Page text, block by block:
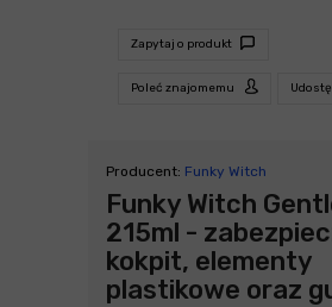
Zapytaj o produkt
Poleć znajomemu
Producent: Funky Witch
Funky Witch
215ml -
kokpit, elementy
plastikowe oraz